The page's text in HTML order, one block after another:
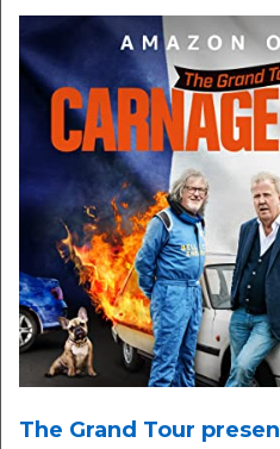
The Grand Tour